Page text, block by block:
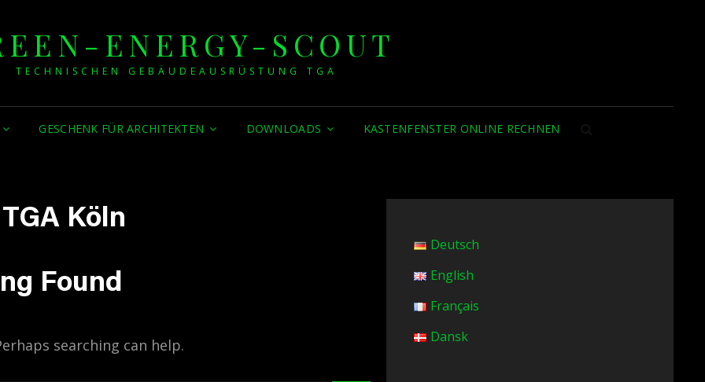
ENERGY-SCOUT
TECHNISCHEN GEBÄUDEAUSRÜSTUNG TGA
GESCHENK FÜR ARCHITEKTEN DOWNLOADS KASTENFENSTER ONLINE RECHNEN
TGA Köln
Found
searching can help.
Deutsch
English
Français
Dansk